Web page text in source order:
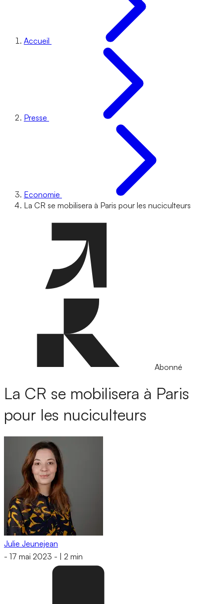
Accueil
Presse
Economie
La CR se mobilisera à Paris pour les nuciculteurs
Abonné
La CR se mobilisera à Paris
pour les nuciculteurs
Julie Jeunejean
- 17 mai 2023 - 2 min